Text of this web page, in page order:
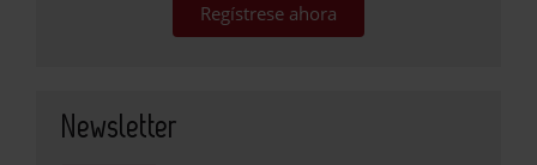
Regístrese ahora
Newsletter